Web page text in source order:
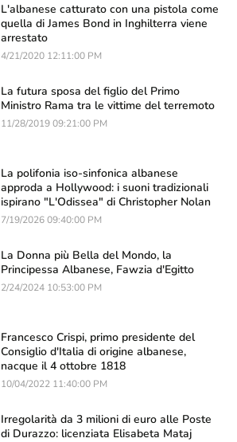
L'albanese catturato con una pistola come
quella di James Bond in Inghilterra viene
arrestato
4/21/2020 12:11:00 PM
La futura sposa del figlio del Primo
Ministro Rama tra le vittime del terremoto
11/28/2019 09:21:00 PM
La polifonia iso-sinfonica albanese
approda a Hollywood: i suoni tradizionali
ispirano "L'Odissea" di Christopher Nolan
7/19/2026 09:40:00 PM
La Donna più Bella del Mondo, la
Principessa Albanese, Fawzia d'Egitto
2/24/2024 10:53:00 PM
Francesco Crispi, primo presidente del
Consiglio d'Italia di origine albanese,
nacque il 4 ottobre 1818
10/04/2022 11:40:00 PM
Irregolarità da 3 milioni di euro alle Poste
di Durazzo: licenziata Elisabeta Mataj